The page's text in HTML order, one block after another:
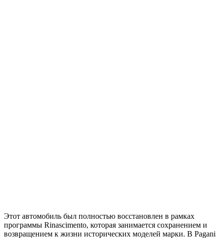
Этот автомобиль был полностью восстановлен в рамках
программы Rinascimento, которая занимается сохранением и
возвращением к жизни исторических моделей марки. В Pagani